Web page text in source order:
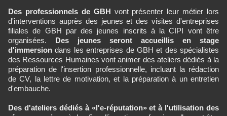
Des professionnels de GBH vont présenter leur métier lors
d'interventions auprès des jeunes et des visites d'entreprises
filiales de GBH par des jeunes inscrits à la CIPI vont être
organisées. Des jeunes seront accueillis en stage
d'immersion dans les entreprises de GBH et des spécialistes
des Ressources Humaines vont animer des ateliers dédiés à la
préparation de l'insertion professionnelle, incluant la rédaction
de CV, la lettre de motivation, et la préparation à un entretien
d'embauche.
Des d'ateliers dédiés à «l'e-réputation» et à l'utilisation des